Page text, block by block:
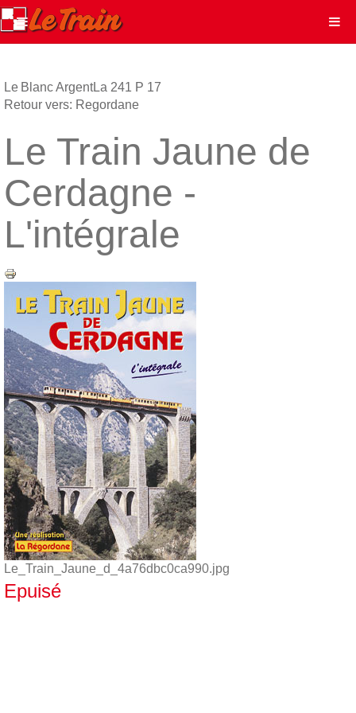
Le Blanc ArgentLa 241 P 17
Retour vers: Regordane
Le Train Jaune de
Cerdagne -
L'intégrale
Le_Train_Jaune_d_4a76dbc0ca990.jpg
Epuisé